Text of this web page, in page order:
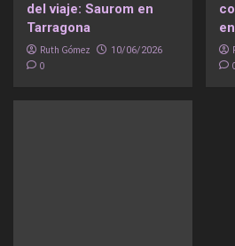
del viaje: Saurom en
Tarragona
Ruth Gómez 10/06/2026
0